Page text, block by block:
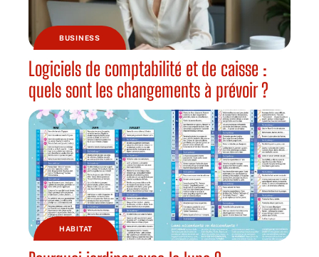
BUSINESS
Logiciels de comptabilité et de caisse :
quels sont les changements à prévoir ?
HABITAT